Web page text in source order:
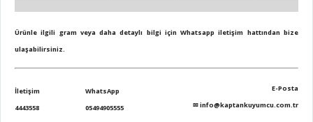
Ürünle ilgili gram veya daha detaylı bilgi için Whatsapp iletişim hattından bize
ulaşabilirsiniz.
İletişim
4443558
WhatsApp
05494905555
E-Posta
✉info@kaptankuyumcu.com.tr